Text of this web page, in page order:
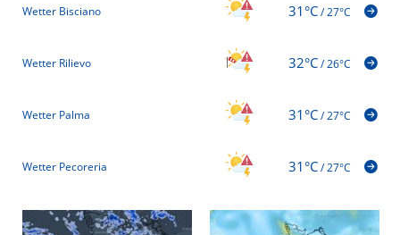
Wetter Bisciano 31°C/27°C
Wetter Rilievo 32°C/26°C
Wetter Palma 31°C/27°C
Wetter Pecoreria 31°C/27°C